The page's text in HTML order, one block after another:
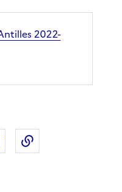
2022-
sur LinkedIn
Partager par email